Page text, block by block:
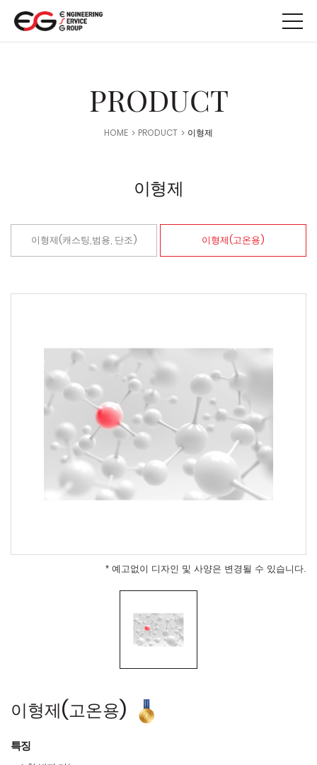
메뉴 바로가기본문 바로가기
PRODUCT
HOME PRODUCT 이형제
이형제
이형제(캐스팅,범용, 단조) 이형제(고온용)
* 예고없이 디자인 및 사양은 변경될 수 있습니다.
이형제(고온용)
특징